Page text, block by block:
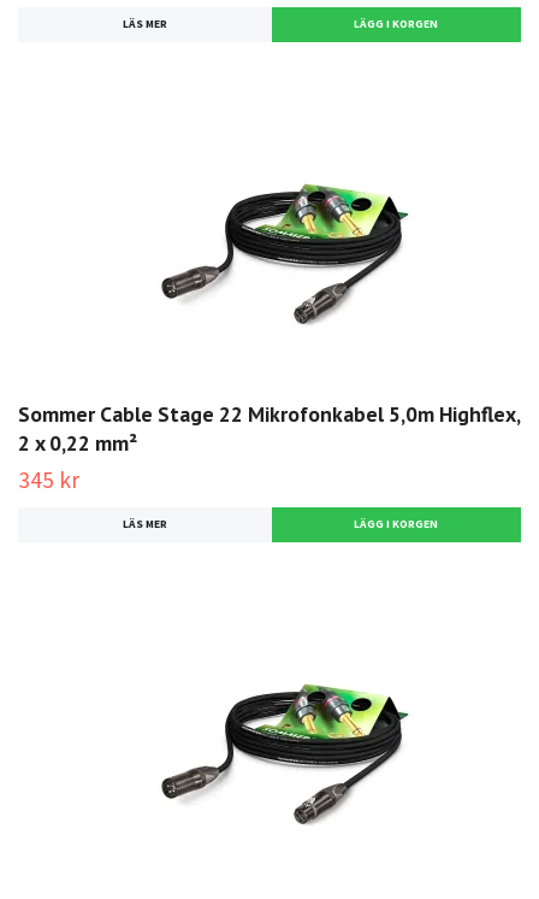
LÄS MER
Sommer Cable Stage 22 Mikrofonkabel 5,0m Highflex,
2 x 0,22 mm²
345 kr
LÄS MER